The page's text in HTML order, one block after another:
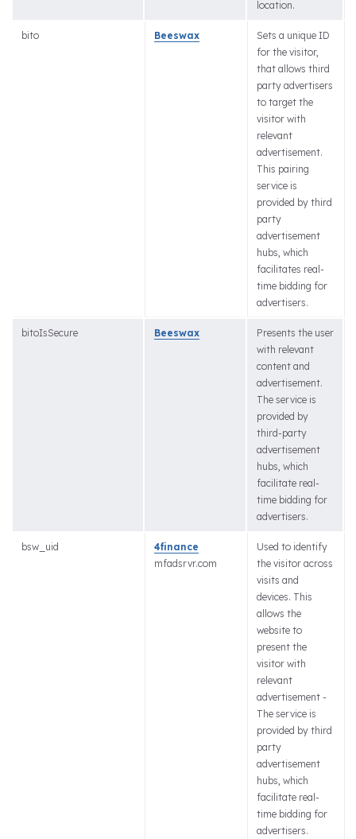
location.
bito Beeswax
Sets a unique ID
for the visitor,
that allows third
party advertisers
to target the
visitor with
relevant
advertisement.
This pairing
service is
provided by third
party
advertisement
hubs, which
facilitates real-
time bidding for
advertisers.
bitoIsSecure Beeswax
Presents the user
with relevant
content and
advertisement.
The service is
provided by
third-party
advertisement
hubs, which
facilitate real-
time bidding for
advertisers.
bsw_uid
4finance
mfadsrvr.com
Used to identify
the visitor across
visits and
devices. This
allows the
website to
present the
visitor with
relevant
advertisement -
The service is
provided by third
party
advertisement
hubs, which
facilitate real-
time bidding for
advertisers.